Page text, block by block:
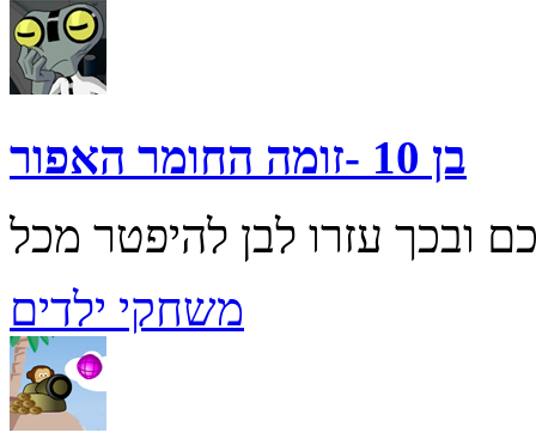
בן 10 -זומה החומר האפור
משחקי ילדים